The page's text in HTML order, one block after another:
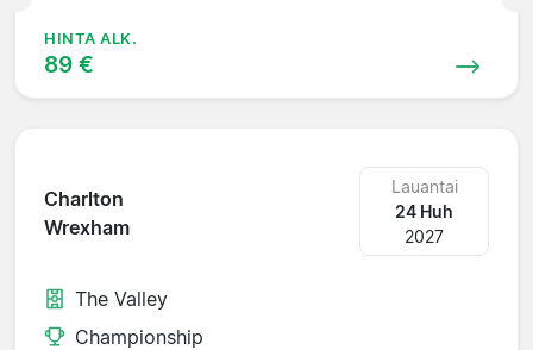
HINTA ALK.
89 €
Charlton
Wrexham
Lauantai
24 Huh
2027
The Valley
Championship